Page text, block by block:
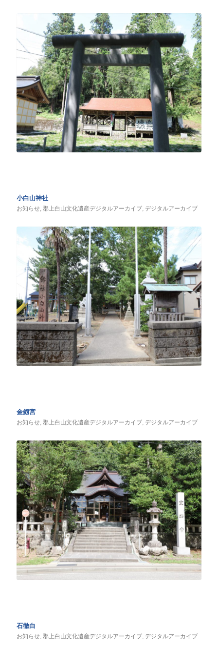
小白山神社
お知らせ, 郡上白山文化遺産デジタルアーカイブ, デジタルアーカイブ
金劔宮
お知らせ, 郡上白山文化遺産デジタルアーカイブ, デジタルアーカイブ
石徹白
お知らせ, 郡上白山文化遺産デジタルアーカイブ, デジタルアーカイブ